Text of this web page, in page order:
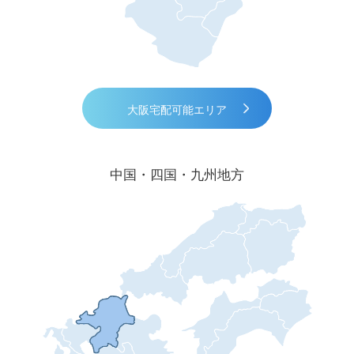
大阪宅配可能エリア
中国・四国・九州地方